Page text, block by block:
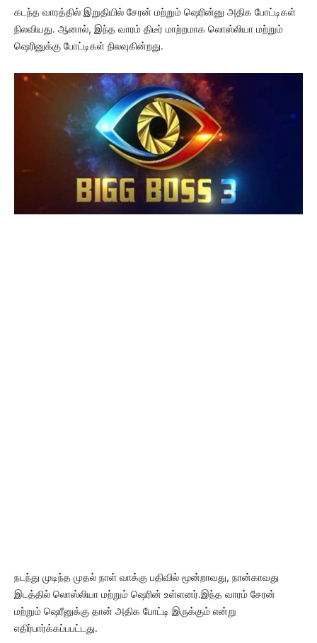
கடந்த வாரத்தில் இறுதியில் சேரன் மற்றும் ஷெரின்னு அதிக போட்டிகள்
நிலவியது. ஆனால், இந்த வாரம் திடீர் மாற்றமாக லொஸ்லியா மற்றும்
ஷெரினுக்கு போட்டிகள் நிலவுகின்றது.
நடந்து முடிந்த முதல் நாள் வாக்கு பதிவில் மூன்றாவது, நான்காவது
இடத்தில் லொஸ்லியா மற்றும் ஷெரின் உள்ளனர்.இந்த வாரம் சேரன்
மற்றும் ஷெரீனுக்கு தான் அதிக போட்டி இருக்கும் என்று
எதிர்பார்க்கப்பபட்டது.